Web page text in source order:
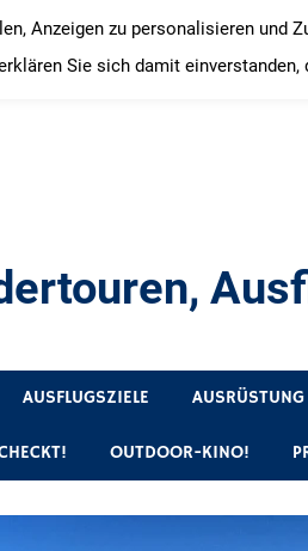
AUSFLUGSZIELE AUSRÜSTUNG
OUTDOOR-KINO!
Anzeigen zu personalisieren und
Sie sich damit